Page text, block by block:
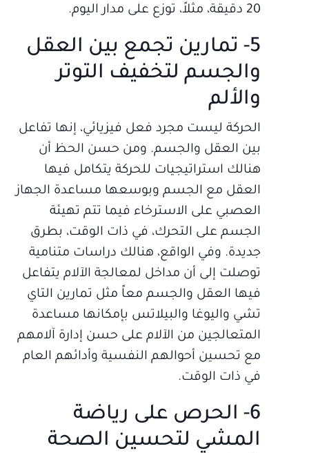
20 دقيقة، مثلاً، توزع على مدار اليوم.
5- تمارين تجمع بين العقل
والجسم لتخفيف التوتر
والألم
الحركة ليست مجرد فعل فيزيائي، إنها تفاعل
بين العقل والجسم. ومن حسن الحظ أن
هنالك استراتيجيات للحركة يتكامل فيها
العقل مع الجسم وبوسعها مساعدة الجهاز
العصبي على الاسترخاء فيما تتم تهيئة
الجسم على التحرك، في ذات الوقت، بطرق
جديدة. وفي الواقع، هنالك دراسات متنامية
توصلت إلى أن مداخل لمعالجة الآلام يتفاعل
فيها العقل والجسم معاً مثل تمارين التاي
تشي واليوغا والبيلاتس بإمكانها مساعدة
المتعالجين من الآلام على حسن إدارة آلامهم
مع تحسين أحوالهم النفسية وأدائهم العام
في ذات الوقت.
6- الحرص على رياضة
المشي لتحسين الصحة